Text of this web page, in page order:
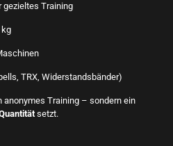
gezieltes Training
kg
TRX, Widerstandsbänder)
anonymes Training – sondern ein
setzt.